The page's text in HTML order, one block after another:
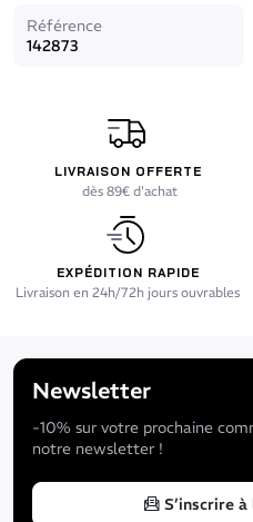
Référence
142873
LIVRAISON OFFERTE
dès 89€ d'achat
EXPÉDITION RAPIDE
Livraison en 24h/72h jours ouvrables
Newsletter
-10% sur votre prochaine
notre newsletter !
S’inscrire